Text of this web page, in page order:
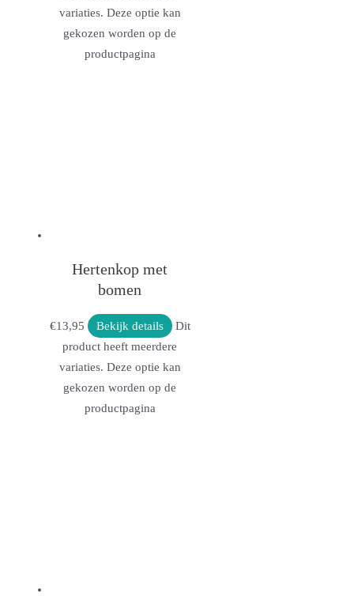
variaties. Deze optie kan
gekozen worden op de
productpagina
Hertenkop met
bomen
€13,95 Bekijk details
Dit
product heeft meerdere
variaties. Deze optie kan
gekozen worden op de
productpagina